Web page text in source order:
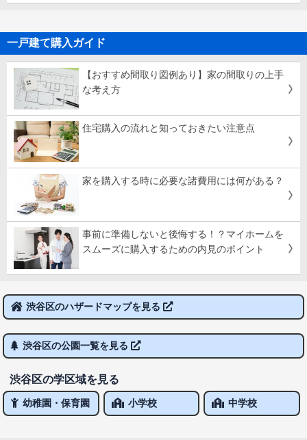
一戸建て購入ガイド
【おすすめ間取り図例あり】家の間取りの上手
な考え方
住宅購入の流れと知っておきたい注意点
家を購入する時に必要な諸費用には何がある？
事前に準備しないと後悔する！？マイホームを
スムーズに購入するための内見のポイント
渋谷区のハザードマップを見る
渋谷区の公園一覧を見る
渋谷区の学区域を見る
幼稚園・保育園 小学校 中学校